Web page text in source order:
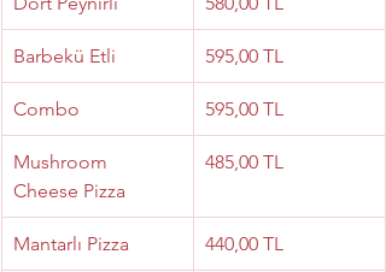
Barbekü Etli 595,00 TL
Combo 595,00 TL
Mushroom
Cheese Pizza
485,00 TL
Mantarlı Pizza 440,00 TL